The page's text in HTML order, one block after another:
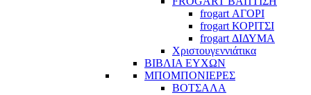
frogart ΑΓΟΡΙ
frogart ΚΟΡΙΤΣΙ
frogart ΔΙΔΥΜΑ
Χριστουγεννιάτικα
ΒΙΒΛΙΑ ΕΥΧΩΝ
ΜΠΟΜΠΟΝΙΕΡΕΣ
ΒΟΤΣΑΛΑ